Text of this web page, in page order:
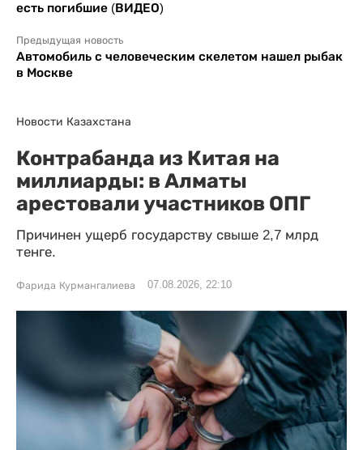
есть погибшие (ВИДЕО)
Предыдущая новость
Автомобиль с человеческим скелетом нашел рыбак
в Москве
Новости Казахстана
Контрабанда из Китая на
миллиарды: в Алматы
арестовали участников ОПГ
Причинен ущерб государству свыше 2,7 млрд
тенге.
Фарида Курмангалиева 07.08.2026, 22:10